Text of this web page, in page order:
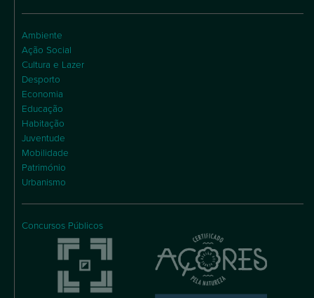
Ambiente
Ação Social
Cultura e Lazer
Desporto
Economia
Educação
Habitação
Juventude
Mobilidade
Património
Urbanismo
Concursos Públicos